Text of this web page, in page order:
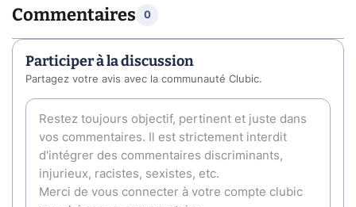
Commentaires 0
Participer à la discussion
Partagez votre avis avec la communauté Clubic.